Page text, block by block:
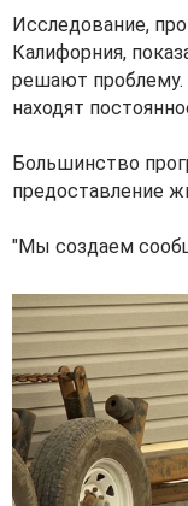
Исследование,
Калифорния,
решают проблему.
находят
Большинство
предоставление
"Мы создаем